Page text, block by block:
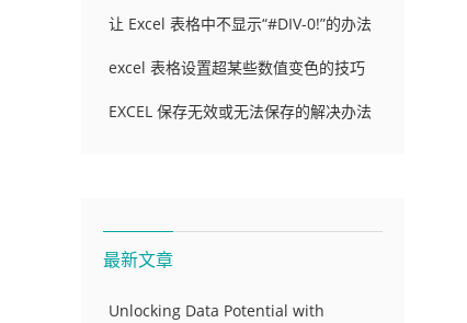
让 Excel 表格中不显示“#DIV-0!”的办法
excel 表格设置超某些数值变色的技巧
EXCEL 保存无效或无法保存的解决办法
最新文章
Unlocking Data Potential with